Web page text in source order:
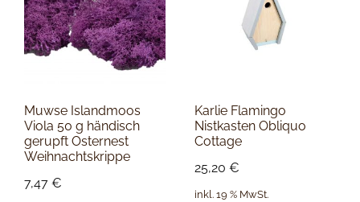
Muwse Islandmoos
Viola 50 g händisch
gerupft Osternest
Weihnachtskrippe
7,47 €
Karlie Flamingo
Nistkasten Obliquo
Cottage
25,20€
inkl. 19 % MwSt.